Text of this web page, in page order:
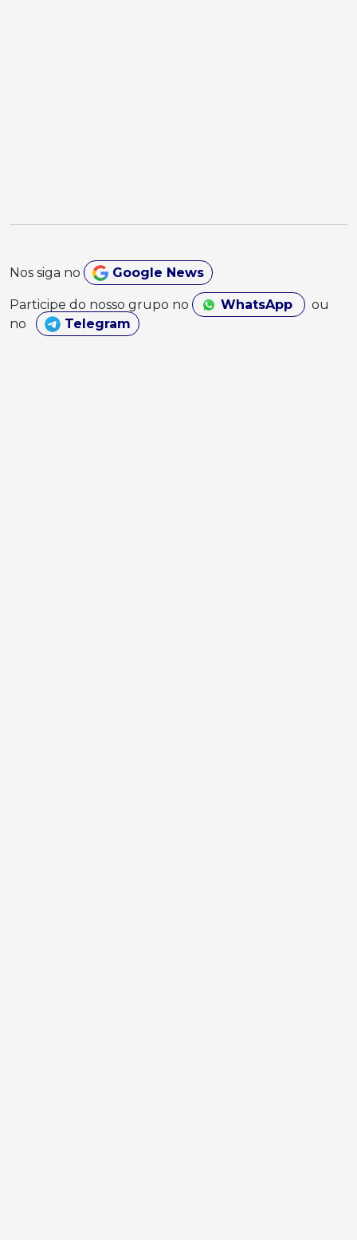
Nos siga no Google News
Participe do nosso grupo no WhatsApp
ou
no
Telegram